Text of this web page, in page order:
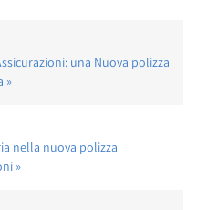
una Nuova polizza
»
nella nuova polizza
»